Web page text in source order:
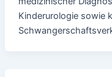
Kinderurologie sowie